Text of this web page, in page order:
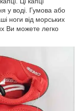
у воді. Гумова або
ноги від морських
Ви можете легко